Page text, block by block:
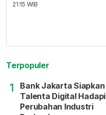
21:15 WIB
Terpopuler
1
Bank Jakarta Siapkan
Talenta Digital Hadapi
Perubahan Industri